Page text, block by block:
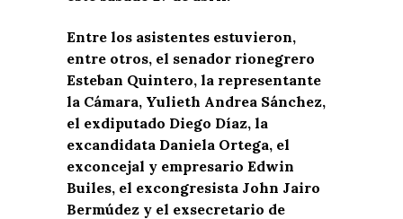
Entre los asistentes estuvieron,
entre otros, el senador rionegrero
Esteban Quintero, la representante
la Cámara, Yulieth Andrea Sánchez,
el exdiputado Diego Díaz, la
excandidata Daniela Ortega, el
exconcejal y empresario Edwin
Builes, el excongresista John Jairo
Bermúdez y el exsecretario de